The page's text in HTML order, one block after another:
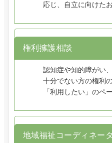
応じ、自立に向けた
権利擁護相談
認知症や知的障がい
十分でない方の権利
「利用したい」のペ
地域福祉コーディネー